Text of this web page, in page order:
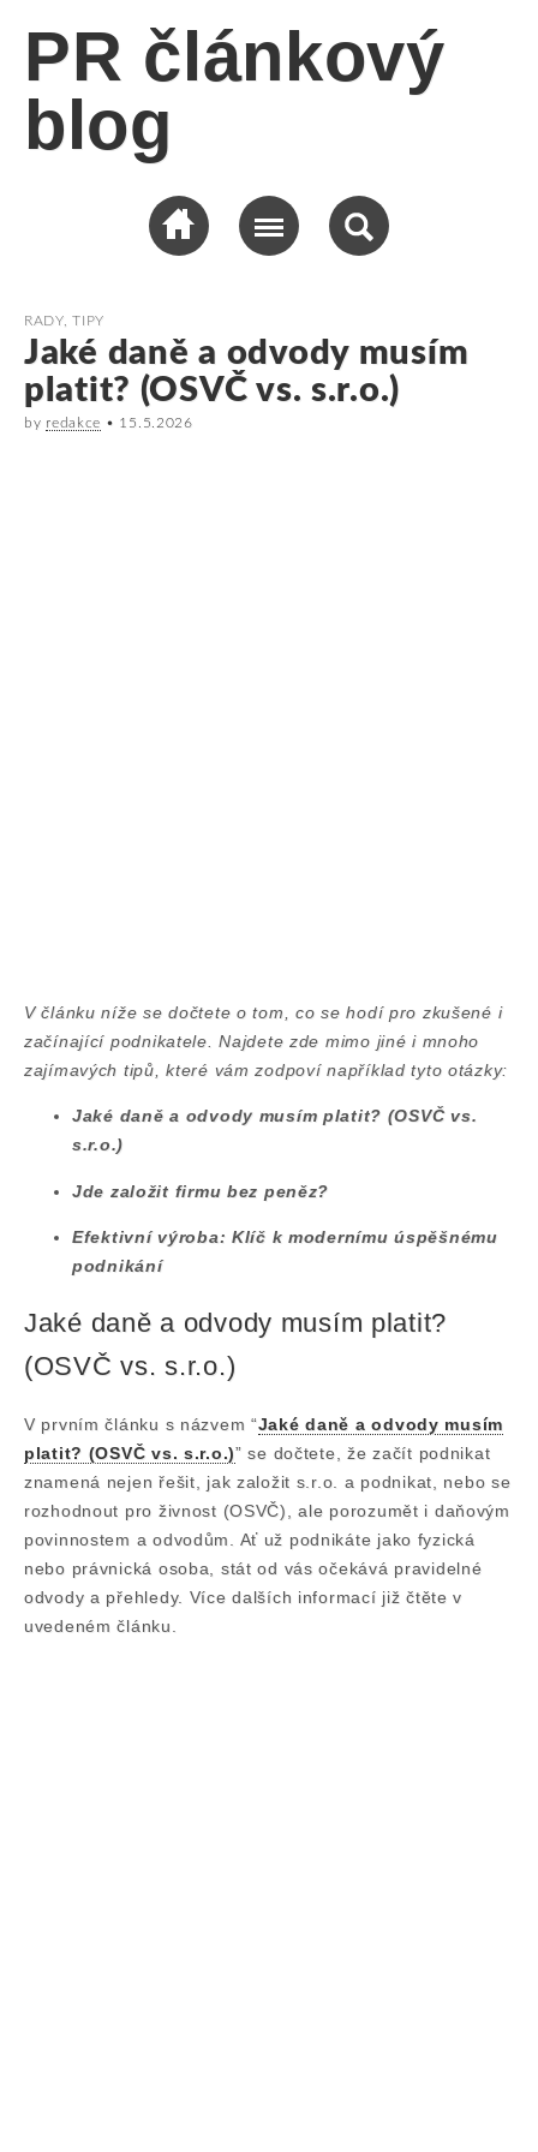
PR článkový
blog
RADY, TIPY
Jaké daně a odvody musím
platit? (OSVČ vs. s.r.o.)
by redakce • 15.5.2026
V článku níže se dočtete o tom, co se hodí pro zkušené i
začínající podnikatele. Najdete zde mimo jiné i mnoho
zajímavých tipů, které vám zodpoví například tyto otázky:
Jaké daně a odvody musím platit? (OSVČ vs.
s.r.o.)
Jde založit firmu bez peněz?
Efektivní výroba: Klíč k modernímu úspěšnému
podnikání
Jaké daně a odvody musím platit?
(OSVČ vs. s.r.o.)
V prvním článku s názvem “Jaké daně a odvody musím
platit? (OSVČ vs. s.r.o.)” se dočtete, že začít podnikat
znamená nejen řešit, jak založit s.r.o. a podnikat, nebo se
rozhodnout pro živnost (OSVČ), ale porozumět i daňovým
povinnostem a odvodům. Ať už podnikáte jako fyzická
nebo právnická osoba, stát od vás očekává pravidelné
odvody a přehledy. Více dalších informací již čtěte v
uvedeném článku